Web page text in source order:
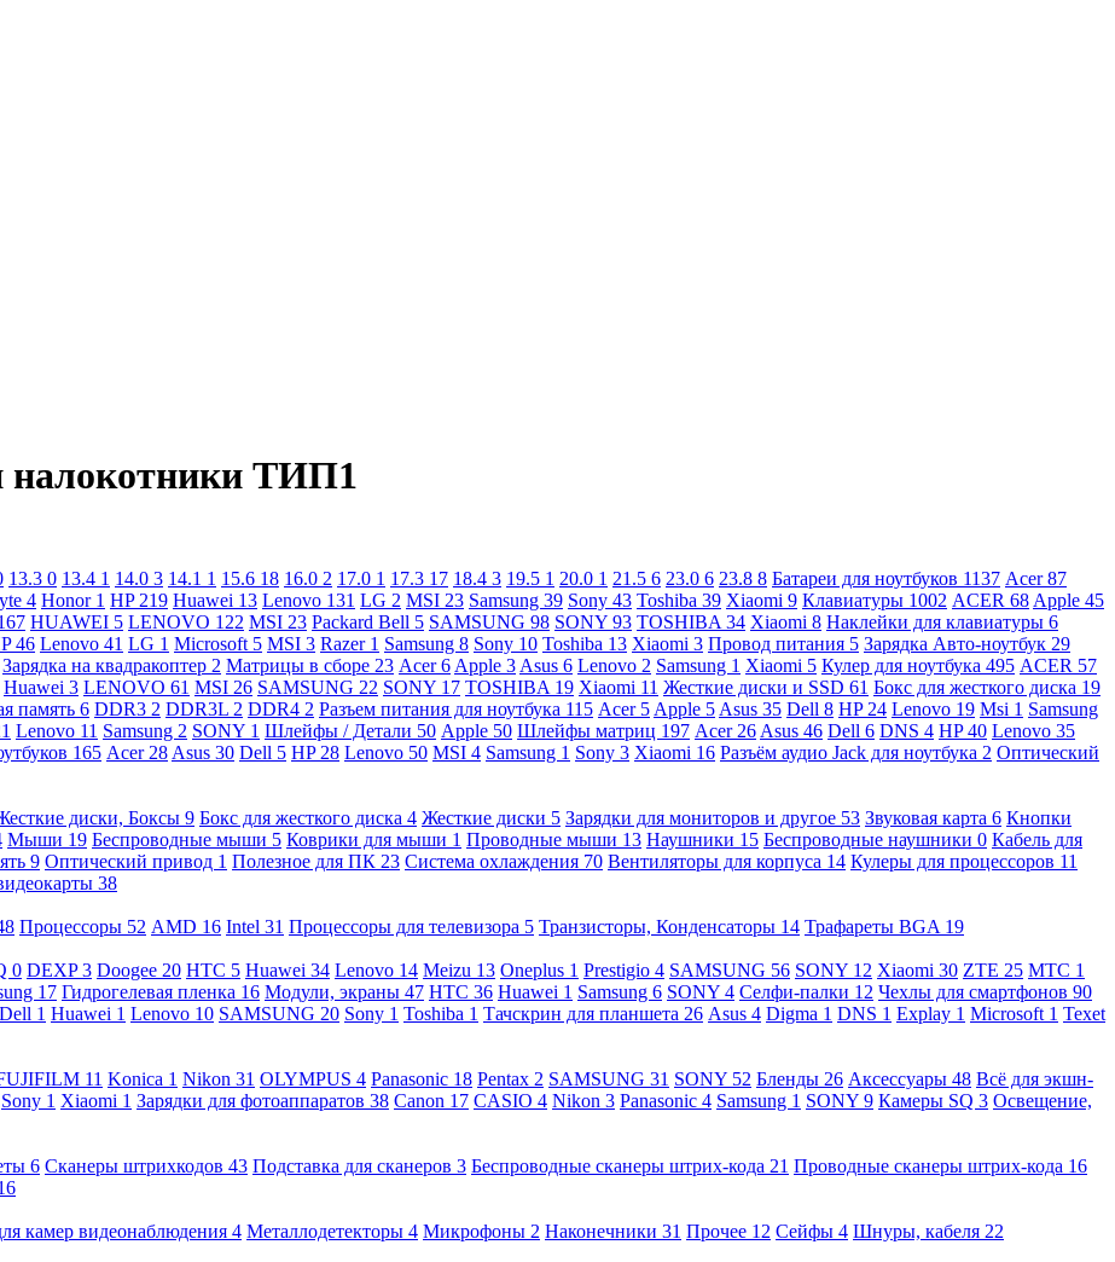
налокотники ТИП1
13.3 0 13.4 1 14.0 3 14.1 1 15.6 18 16.0 2 17.0 1 17.3 17 18.4 3 19.5 1 20.0 1 21.5 6 23.0 6 23.8 8 Батареи для ноутбуков 1137 Acer87
4 Honor 1 HP 219 Huawei 13 Lenovo 131 LG 2 MSI 23 Samsung 39 Sony 43 Toshiba 39 Xiaomi 9 Клавиатуры 1002 ACER 68 Apple 45
HUAWEI 5 LENOVO 122 MSI 23 Packard Bell 5 SAMSUNG 98 SONY 93 TOSHIBA 34 Xiaomi 8 Наклейки для клавиатуры 6
46 Lenovo 41 LG 1 Microsoft 5 MSI 3 Razer 1 Samsung 8 Sony 10 Toshiba 13 Xiaomi 3 Провод питания 5 Зарядка Авто-ноутбук 29
Зарядка на квадракоптер 2 Матрицы в сборе 23 Acer6 Apple 3 Asus 6 Lenovo 2 Samsung 1 Xiaomi 5 Кулер для ноутбука 495 ACER 57
Huawei 3 LENOVO 61 MSI 26 SAMSUNG 22 SONY 17 TOSHIBA 19 Xiaomi 11 Жесткие диски и SSD 61 Бокс для жесткого диска 19
память 6 DDR3 2 DDR3L 2 DDR4 2 Разъем питания для ноутбука 115 Acer 5 Apple 5 Asus 35 Dell 8 HP 24 Lenovo 19 Msi 1 Samsung
Lenovo 11 Samsung 2 SONY 1 Шлейфы / Детали 50 Apple 50 Шлейфы матриц 197 Acer 26 Asus 46 Dell 6 DNS 4 HP40 Lenovo 35
165 Acer 28 Asus 30 Dell 5 HP 28 Lenovo 50 MSI 4 Samsung 1 Sony 3 Xiaomi 16 Разъём аудио Jack для ноутбука 2 Оптический
диски, Боксы 9 Бокс для жесткого диска 4 Жесткие диски 5 Зарядки для мониторов и другое 53 Звуковая карта 6 Кнопки
Мыши 19 Беспроводные мыши 5 Коврики для мыши 1 Проводные мыши 13 Наушники 15 Беспроводные наушники 0 Кабель для
9 Оптический привод 1 Полезное для ПК 23 Система охлаждения 70 Вентиляторы для корпуса 14 Кулеры для процессоров 11
38
Процессоры 52 AMD 16 Intel 31 Процессоры для телевизора 5 Транзисторы, Конденсаторы 14 Трафареты BGA 19
0 DEXP3 Doogee 20 HTC 5 Huawei 34 Lenovo 14 Meizu 13 Oneplus 1 Prestigio 4 SAMSUNG 56 SONY 12 Xiaomi 30 ZTE 25 МТС 1
17 Гидрогелевая пленка 16 Модули, экраны 47 HTC 36 Huawei 1 Samsung 6 SONY 4 Селфи-палки 12 Чехлы для смартфонов 90
Dell 1 Huawei 1 Lenovo 10 SAMSUNG 20 Sony 1 Toshiba 1 Тачскрин для планшета 26 Asus 4 Digma 1 DNS 1 Explay 1 Microsoft 1 Texet
11 Konica 1 Nikon 31 OLYMPUS 4 Panasonic 18 Pentax 2 SAMSUNG 31 SONY 52 Бленды 26 Аксессуары 48 Всё для экшн-
Sony 1 Xiaomi 1 Зарядки для фотоаппаратов 38 Canon 17 CASIO 4 Nikon 3 Panasonic 4 Samsung 1 SONY 9 Камеры SQ 3 Освещение,
6 Сканеры штрихкодов 43 Подставка для сканеров 3 Беспроводные сканеры штрих-кода 21 Проводные сканеры штрих-кода 16
камер видеонаблюдения 4 Металлодетекторы 4 Микрофоны 2 Наконечники 31 Прочее 12 Сейфы 4 Шнуры, кабеля 22